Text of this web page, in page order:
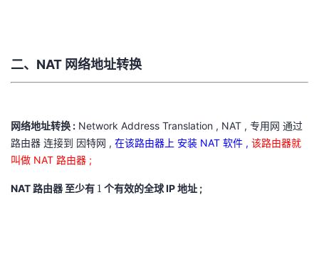
课
的
我
术
云
二、NAT 网络地址转换
网络地址转换 : Network Address Translation , NAT , 专用网 通过
路由器 连接到 因特网 , 在该路由器上 安装 NAT 软件 , 该路由器就
叫做 NAT 路由器 ;
NAT 路由器 至少有 11 个有效的全球 IP 地址 ;